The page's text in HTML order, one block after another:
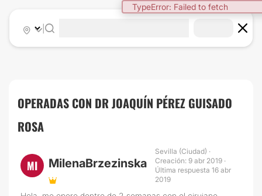
TypeError: Failed to fetch
|
OPERADAS CON DR JOAQUÍN PÉREZ GUISADO
ROSA
MI MilenaBrzezinska
Sevilla (Ciudad) ·
Creación: 9 abr 2019 ·
Última respuesta 16 abr
2019